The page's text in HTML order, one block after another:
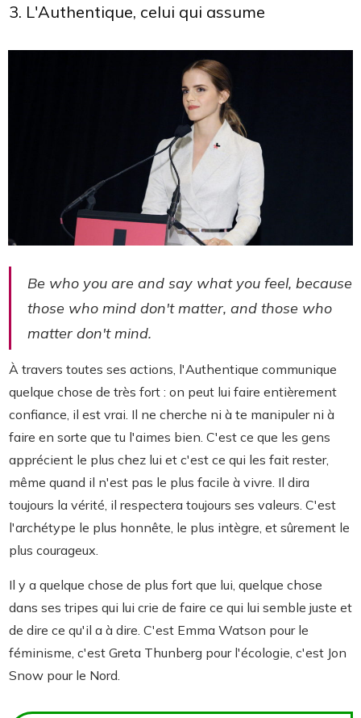
3. L'Authentique, celui qui assume
Be who you are and say what you feel, because
those who mind don't matter, and those who
matter don't mind.
À travers toutes ses actions, l'Authentique communique
quelque chose de très fort : on peut lui faire entièrement
confiance, il est vrai. Il ne cherche ni à te manipuler ni à
faire en sorte que tu l'aimes bien. C'est ce que les gens
apprécient le plus chez lui et c'est ce qui les fait rester,
même quand il n'est pas le plus facile à vivre. Il dira
toujours la vérité, il respectera toujours ses valeurs. C'est
l'archétype le plus honnête, le plus intègre, et sûrement le
plus courageux.
Il y a quelque chose de plus fort que lui, quelque chose
dans ses tripes qui lui crie de faire ce qui lui semble juste et
de dire ce qu'il a à dire. C'est Emma Watson pour le
féminisme, c'est Greta Thunberg pour l'écologie, c'est Jon
Snow pour le Nord.